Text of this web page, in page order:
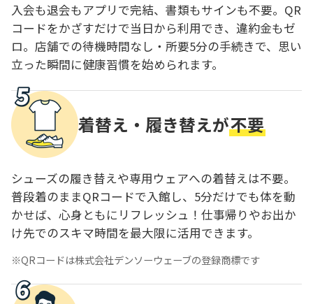
入会も退会もアプリで完結、書類もサインも不要。QR
コードをかざすだけで当日から利用でき、違約金もゼ
ロ。店舗での待機時間なし・所要5分の手続きで、思い
立った瞬間に健康習慣を始められます。
着替え・履き替えが不要
シューズの履き替えや専用ウェアへの着替えは不要。
普段着のままQRコードで入館し、5分だけでも体を動
かせば、心身ともにリフレッシュ！仕事帰りやお出か
け先でのスキマ時間を最大限に活用できます。
QRコードは株式会社デンソーウェーブの登録商標です